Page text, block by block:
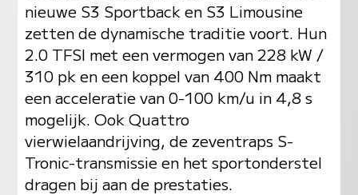
nieuwe S3 Sportback en S3 Limousine
zetten de dynamische traditie voort. Hun
2.0 TFSI met een vermogen van 228 kW /
310 pk en een koppel van 400 Nm maakt
een acceleratie van 0-100 km/u in 4,8 s
mogelijk. Ook Quattro
vierwielaandrijving, de zeventraps S-
Tronic-transmissie en het sportonderstel
dragen bij aan de prestaties.